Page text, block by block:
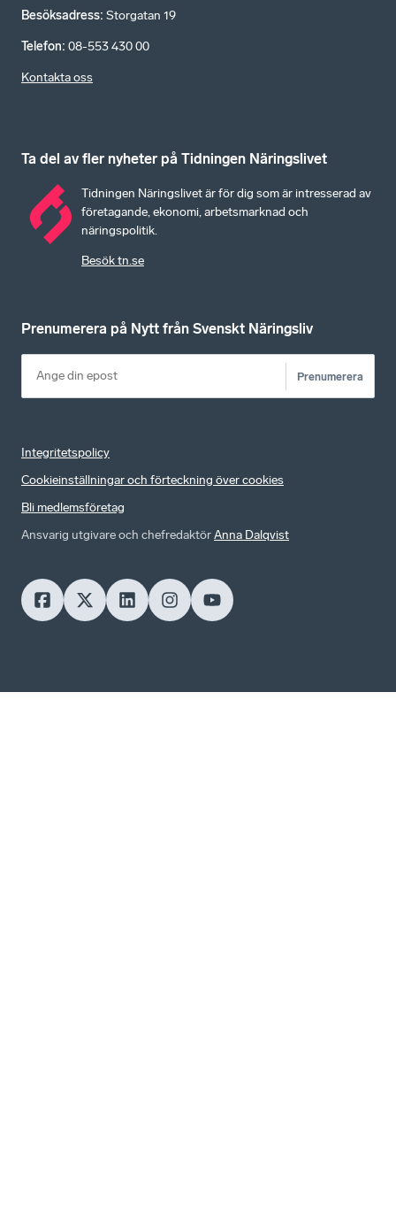
Besöksadress: Storgatan 19
Telefon: 08-553 430 00
Kontakta oss
Ta del av fler nyheter på Tidningen Näringslivet
Tidningen Näringslivet är för dig som är intresserad av
företagande, ekonomi, arbetsmarknad och
näringspolitik.
Besök tn.se
Prenumerera på Nytt från Svenskt Näringsliv
Prenumerera
Integritetspolicy
Cookieinställningar och förteckning över cookies
Bli medlemsföretag
Ansvarig utgivare och chefredaktörAnna Dalqvist